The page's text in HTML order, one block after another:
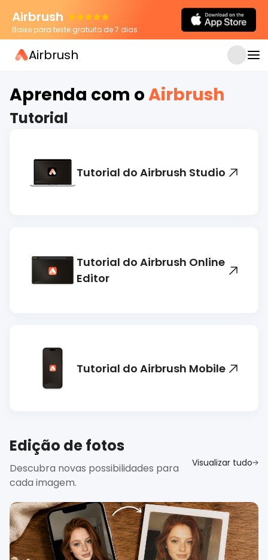
Airbrush
Baixe para teste gratuito de 7 dias
Airbrush
Aprenda com oAirbrush
APR 22, 2026
completo para celular, PC e online
Tutorial
Tutorial do Airbrush Studio
Tutorial do Airbrush Online
Editor
Tutorial do Airbrush Mobile
Edição de fotos
Descubra novas possibilidades para
cada imagem.
Visualizar tudo